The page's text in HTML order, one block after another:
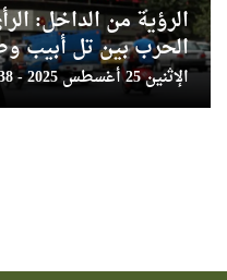
الرؤية من الداخل:
الحرب بين تل أبيب
الإثنين 25 أغسطس 2025 - 14:32:38